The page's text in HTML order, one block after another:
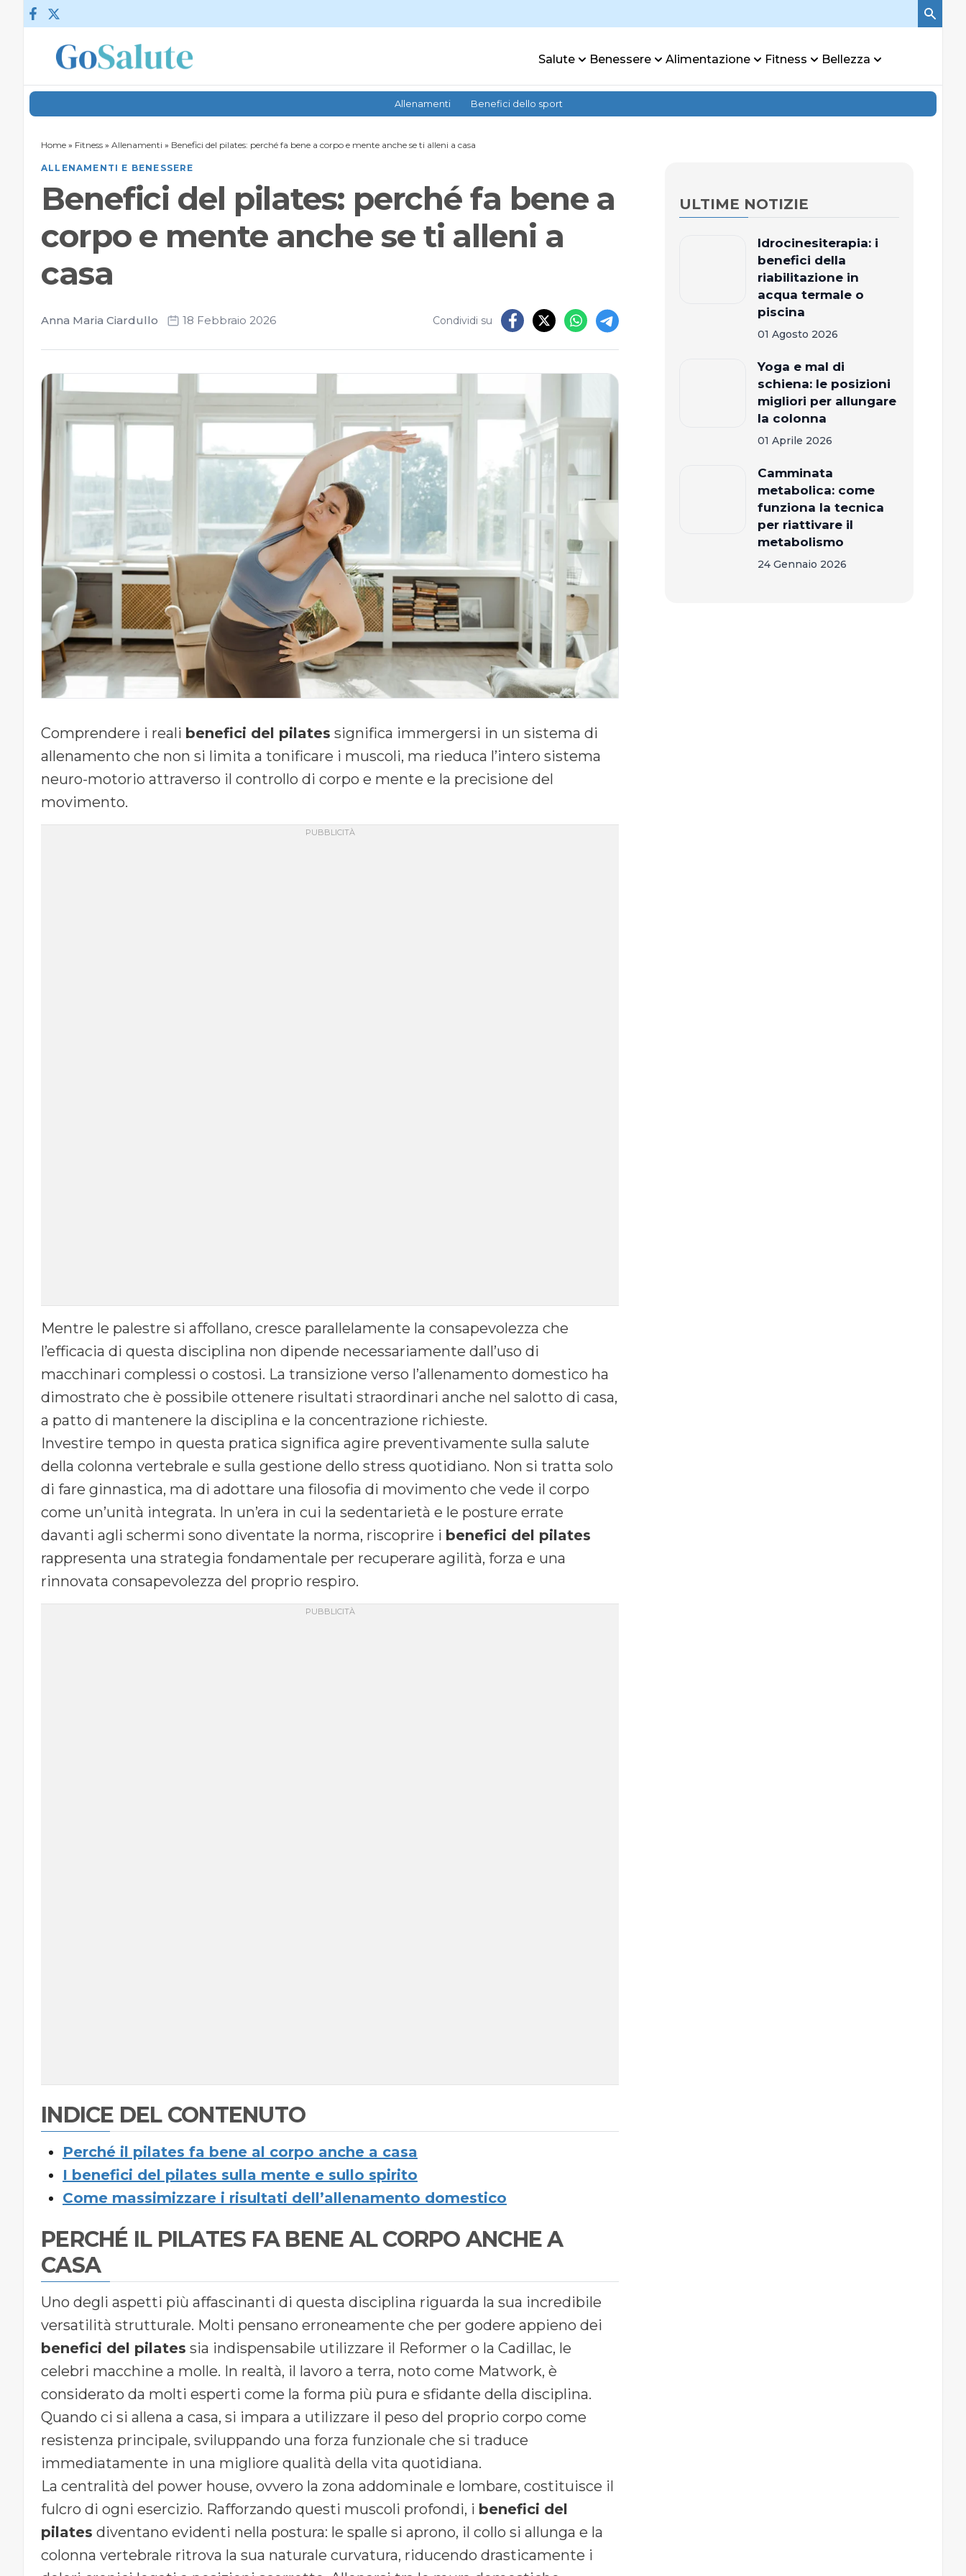
Vai al contenuto
Salute Benessere Alimentazione Fitness Bellezza
Allenamenti Benefici dello sport
Home » Fitness » Allenamenti » Benefici del pilates: perché fa bene a corpo e mente anche se ti alleni a casa
ALLENAMENTI E BENESSERE
Benefici del pilates: perché fa bene a
corpo e mente anche se ti alleni a
casa
Anna Maria Ciardullo 18 Febbraio 2026 Condividi su
Comprendere i reali benefici del pilates significa immergersi in un sistema di
allenamento che non si limita a tonificare i muscoli, ma rieduca l’intero sistema
neuro-motorio attraverso il controllo di corpo e mente e la precisione del
movimento.
Mentre le palestre si affollano, cresce parallelamente la consapevolezza che
l’efficacia di questa disciplina non dipende necessariamente dall’uso di
macchinari complessi o costosi. La transizione verso l’allenamento domestico ha
dimostrato che è possibile ottenere risultati straordinari anche nel salotto di casa,
a patto di mantenere la disciplina e la concentrazione richieste.
Investire tempo in questa pratica significa agire preventivamente sulla salute
della colonna vertebrale e sulla gestione dello stress quotidiano. Non si tratta solo
di fare ginnastica, ma di adottare una filosofia di movimento che vede il corpo
come un’unità integrata. In un’era in cui la sedentarietà e le posture errate
davanti agli schermi sono diventate la norma, riscoprire i benefici del pilates
rappresenta una strategia fondamentale per recuperare agilità, forza e una
rinnovata consapevolezza del proprio respiro.
INDICE DEL CONTENUTO
Perché il pilates fa bene al corpo anche a casa
I benefici del pilates sulla mente e sullo spirito
Come massimizzare i risultati dell’allenamento domestico
PERCHÉ IL PILATES FA BENE AL CORPO ANCHE A
CASA
Uno degli aspetti più affascinanti di questa disciplina riguarda la sua incredibile
versatilità strutturale. Molti pensano erroneamente che per godere appieno dei
benefici del pilates sia indispensabile utilizzare il Reformer o la Cadillac, le
celebri macchine a molle. In realtà, il lavoro a terra, noto come Matwork, è
considerato da molti esperti come la forma più pura e sfidante della disciplina.
Quando ci si allena a casa, si impara a utilizzare il peso del proprio corpo come
resistenza principale, sviluppando una forza funzionale che si traduce
immediatamente in una migliore qualità della vita quotidiana.
La centralità del power house, ovvero la zona addominale e lombare, costituisce il
fulcro di ogni esercizio. Rafforzando questi muscoli profondi, i benefici del
pilates diventano evidenti nella postura: le spalle si aprono, il collo si allunga e la
colonna vertebrale ritrova la sua naturale curvatura, riducendo drasticamente i
ULTIME NOTIZIE
Idrocinesiterapia: i
benefici della
riabilitazione in
acqua termale o
piscina
01 Agosto 2026
Yoga e mal di
schiena: le posizioni
migliori per allungare
la colonna
01 Aprile 2026
Camminata
metabolica: come
funziona la tecnica
per riattivare il
metabolismo
24 Gennaio 2026